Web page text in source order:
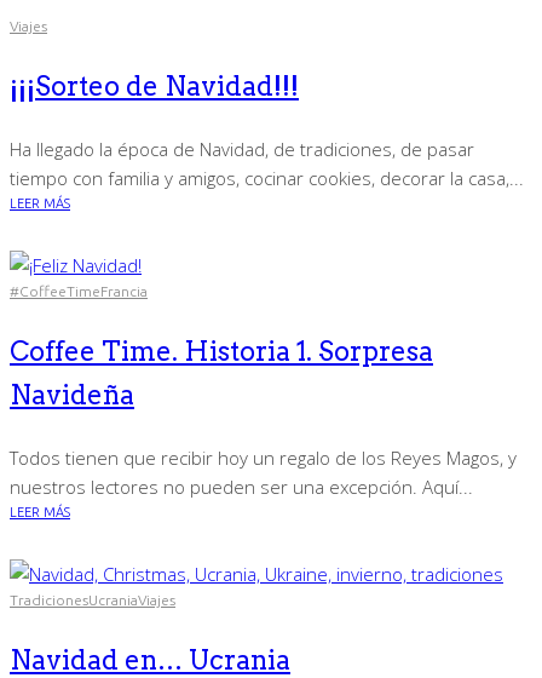
Viajes
¡¡¡Sorteo de Navidad!!!
Ha llegado la época de Navidad, de tradiciones, de pasar
tiempo con familia y amigos, cocinar cookies, decorar la casa,...
LEER MÁS
#CoffeeTimeFrancia
Coffee Time. Historia 1. Sorpresa
Navideña
Todos tienen que recibir hoy un regalo de los Reyes Magos, y
nuestros lectores no pueden ser una excepción. Aquí...
LEER MÁS
TradicionesUcraniaViajes
Navidad en… Ucrania